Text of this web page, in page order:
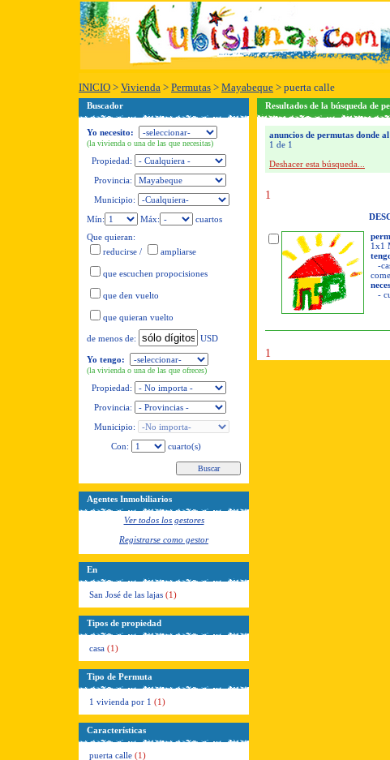
INICIO > Vivienda > Permutas > Mayabeque > puerta calle
Buscador
Yo necesito:
(la vivienda o una de las que necesitas)
Propiedad:
Provincia:
Municipio:
Mín:
Máx:
cuartos
Que quieran:
reducirse / ampliarse
que escuchen propocisiones
que den vuelto
que quieran vuelto
de menos de: USD
Yo tengo:
(la vivienda o una de las que ofreces)
Propiedad:
Provincia:
Municipio:
Con:
cuarto(s)
Agentes Inmobiliarios
Ver todos los gestores
Registrarse como gestor
En
San José de las lajas (1)
Tipos de propiedad
casa (1)
Tipo de Permuta
1 vivienda por 1 (1)
Características
puerta calle (1)
Resultados de la búsqueda de
anuncios de permutas donde
1 de 1
Deshacer esta búsqueda...
1
1x1
-
-
1